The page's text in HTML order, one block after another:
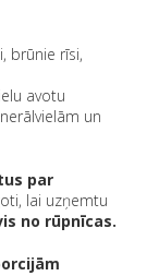
brūnie rīsi,
avotu
un
par
lai uzņemtu
no rūpnīcas.